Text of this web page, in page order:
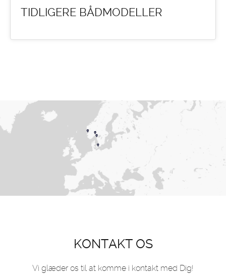
TIDLIGERE BÅDMODELLER
KONTAKT OS
Vi glæder os til at komme i kontakt med Dig!